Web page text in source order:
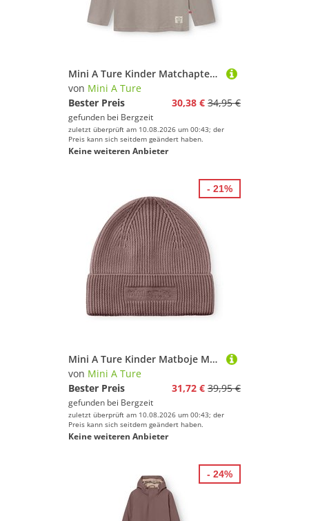
Mini A Ture Kinder Matchapter Longsleeve
von Mini A Ture
Bester Preis
30,38 € 34,95 €
gefunden bei Bergzeit
zuletzt überprüft am 10.08.2026 um 00:43; der
Preis kann sich seitdem geändert haben.
Keine weiteren Anbieter
Mini A Ture Kinder Matboje Mütze
von Mini A Ture
Bester Preis
31,72 € 39,95 €
gefunden bei Bergzeit
zuletzt überprüft am 10.08.2026 um 00:43; der
Preis kann sich seitdem geändert haben.
Keine weiteren Anbieter
- 21%
- 24%